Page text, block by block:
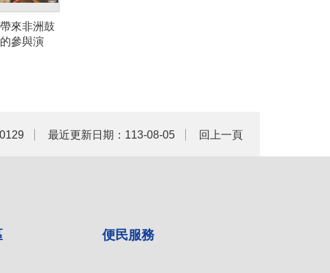
來非洲鼓
參與演
最近更新日期：113-08-05 回上一頁
便民服務